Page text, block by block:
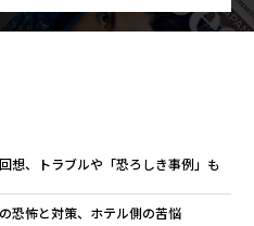
想、トラブルや「恐ろしき事例」も
恐怖と対策、ホテル側の苦悩